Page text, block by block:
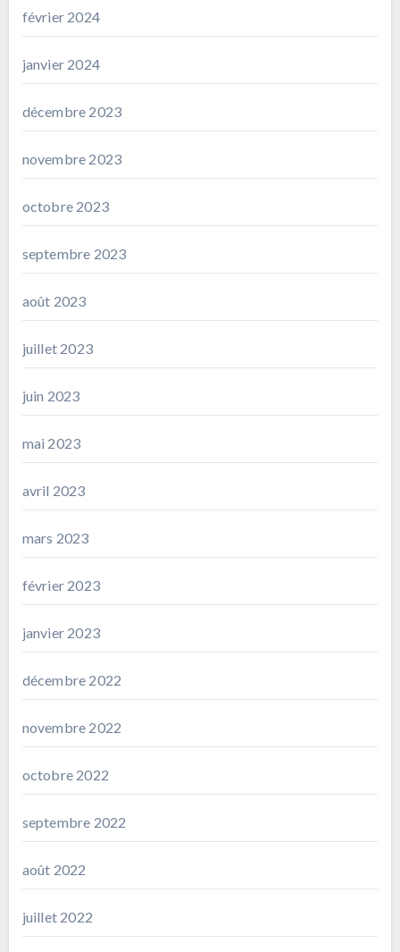
février 2024
janvier 2024
décembre 2023
novembre 2023
octobre 2023
septembre 2023
août 2023
juillet 2023
juin 2023
mai 2023
avril 2023
mars 2023
février 2023
janvier 2023
décembre 2022
novembre 2022
octobre 2022
septembre 2022
août 2022
juillet 2022